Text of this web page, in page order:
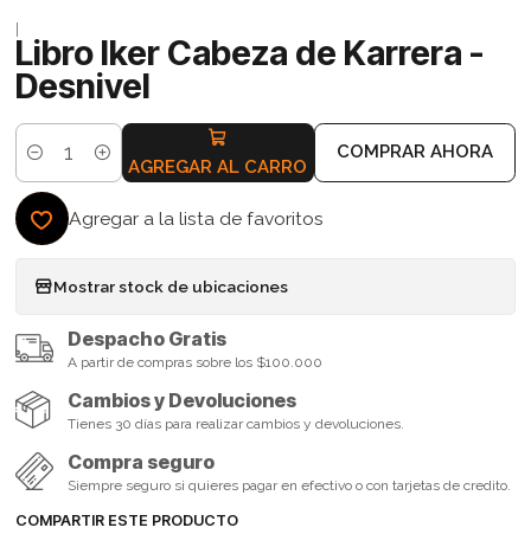
|
Libro Iker Cabeza de Karrera -
Desnivel
Cantidad AGREGAR AL CARRO
COMPRAR AHORA
Agregar a la lista de favoritos
Mostrar stock de ubicaciones
Despacho Gratis
A partir de compras sobre los $100.000
Cambios y Devoluciones
Tienes 30 días para realizar cambios y devoluciones.
Compra seguro
Siempre seguro si quieres pagar en efectivo o con tarjetas de credito.
COMPARTIR ESTE PRODUCTO